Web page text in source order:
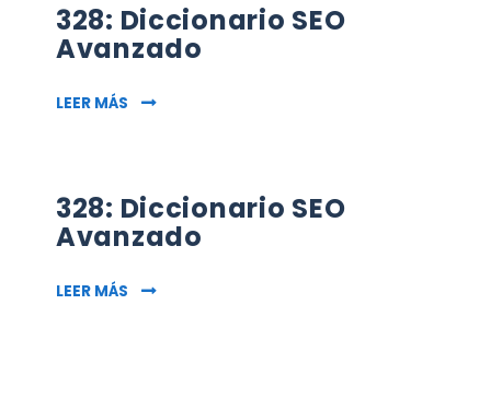
328: Diccionario SEO
Avanzado
LEER MÁS 328: DICCIONARIO SEO AVANZADO
328: Diccionario SEO
Avanzado
LEER MÁS 328: DICCIONARIO SEO AVANZADO